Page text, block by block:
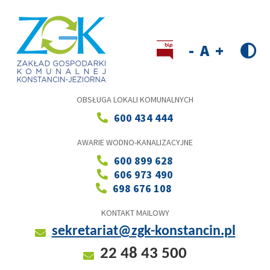
OBSŁUGA LOKALI KOMUNALNYCH
600 434 444
AWARIE WODNO-KANALIZACYJNE
600 899 628
606 973 490
698 676 108
KONTAKT MAILOWY
sekretariat@zgk-konstancin.pl
22 48 43 500
size